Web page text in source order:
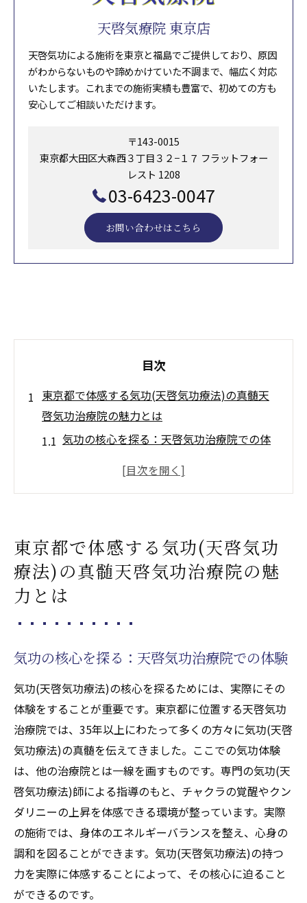
天啓気療院 東京店
天啓気功による施術を東京と福島でご提供しており、原因
がわからないものや諦めかけていた不調まで、幅広く対応
いたします。これまでの施術実績も豊富で、初めての方も
安心してご相談いただけます。
〒143-0015
東京都大田区大森西３丁目３２−１７ フラットフォー
レスト 1208
03-6423-0047
お問い合わせはこちら
目次
東京都で体感する気功(天啓気功療法)の真髄天
啓気功治療院の魅力とは
気功の核心を探る：天啓気功治療院での体
東京都で唯一無二の気功体験を提供する天
果とは
気功(天啓気功療法)の奥義を感じる：東京都
での特別体験
う変えるか
究極の気功体験で心身の健康を取り戻す天啓気
功治療院
身体と心を癒す天啓気功(天啓気功療法)の力
気功治療や療法で得られる健康の秘訣とは
東京都での気功治療や療法体験で健康を再
発見
天啓気功治療院が提供する心身の調和
気功(天啓気功療法)を通じて健康を取り戻す
道
東京都の天啓気功治療院で健康を再生
東京都で体感する気功(天啓気功
療法)の真髄天啓気功治療院の魅
力とは
気功の核心を探る：天啓気功治療院での体験
気功(天啓気功療法)の核心を探るためには、実際にその
体験をすることが重要です。東京都に位置する天啓気功
治療院では、35年以上にわたって多くの方々に気功(天啓
気功療法)の真髄を伝えてきました。ここでの気功体験
は、他の治療院とは一線を画すものです。専門の気功(天
啓気功療法)師による指導のもと、チャクラの覚醒やクン
ダリニーの上昇を体感できる環境が整っています。実際
の施術では、身体のエネルギーバランスを整え、心身の
調和を図ることができます。気功(天啓気功療法)の持つ
力を実際に体感することによって、その核心に迫ること
ができるのです。